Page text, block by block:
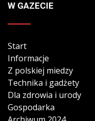
W GAZECIE
Start
Informacje
Z polskiej miedzy
Technika i gadżety
Dla zdrowia i urody
Gospodarka